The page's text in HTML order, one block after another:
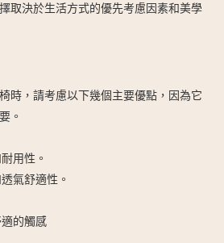
取決於生活方式的優先考慮因素和美學
時，請考慮以下幾個主要優點，因為它
。
用性。
氣舒適性。
的觸感